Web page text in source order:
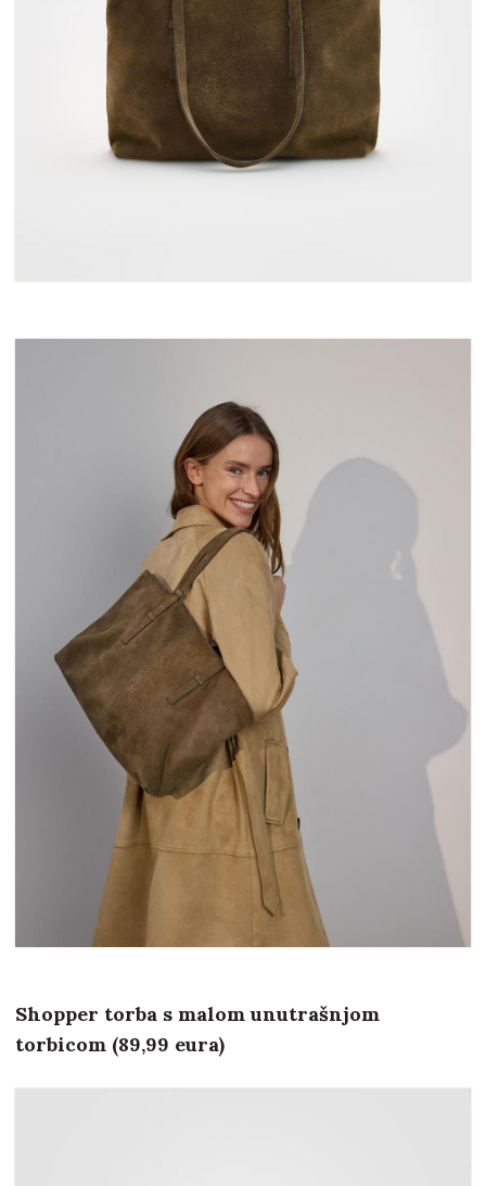
Shopper torba s malom unutrašnjom
torbicom (89,99 eura)